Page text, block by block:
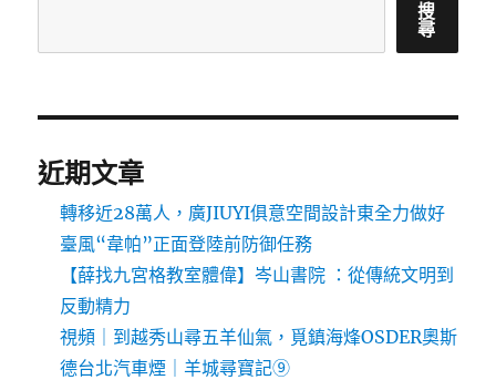
搜
尋
近期文章
轉移近28萬人，廣JIUYI俱意空間設計東全力做好
臺風“韋帕”正面登陸前防御任務
【薛找九宮格教室體偉】岑山書院 ：從傳統文明到
反動精力
視頻｜到越秀山尋五羊仙氣，覓鎮海烽OSDER奧斯
德台北汽車煙｜羊城尋寶記⑨